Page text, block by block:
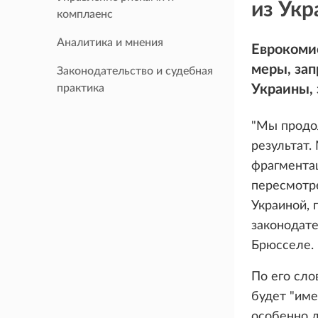
комплаенс
Аналитика и мнения
Законодательство и судебная
практика
из
меры,
Украины,
"Мы
Украиной,
Брюсселе.
По его
будет